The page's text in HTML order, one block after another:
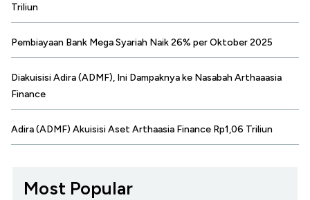
Triliun
Pembiayaan Bank Mega Syariah Naik 26% per Oktober 2025
Diakuisisi Adira (ADMF), Ini Dampaknya ke Nasabah Arthaaasia
Finance
Adira (ADMF) Akuisisi Aset Arthaasia Finance Rp1,06 Triliun
Most Popular